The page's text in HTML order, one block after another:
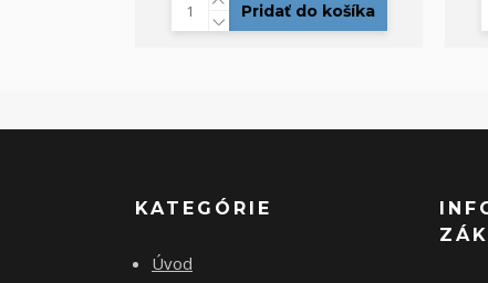
Pridať do košíka
KATEGÓRIE
Úvod